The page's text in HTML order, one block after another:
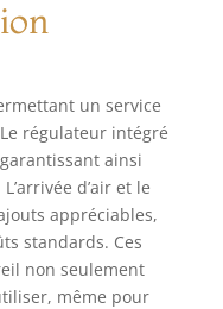
un service
régulateur intégré
ainsi
d’air et le
appréciables,
standards. Ces
non seulement
même pour